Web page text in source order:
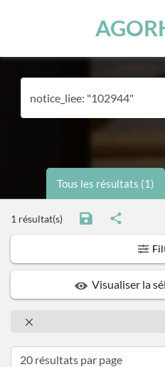
Tous les résultats (1)
1 résultat(s)
Visualiser la